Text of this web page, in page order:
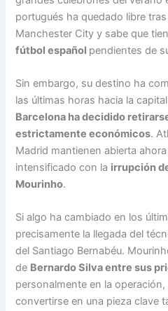
portugués ha quedado libre
Manchester City y sabe que
fútbol español pendientes de
Sin embargo, su destino ha
las últimas horas hacia la
Barcelona ha decidido
estrictamente económicos.
Madrid mantienen abierta
intensificado con la irrupción
Mourinho.
Si algo ha cambiado en los
precisamente la llegada del
del Santiago Bernabéu.
de Bernardo Silva entre sus
personalmente en la
convertirse en una pieza clave